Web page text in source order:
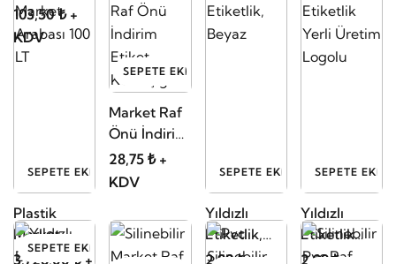
3 lü
103,50 ₺ +
KDV
SEPETE EKLE
Plastik
Market
Arabası 100
3.726,00 ₺ +
SEPETE EKLE
Market Raf
Önü İndirim
Etiket
Kulakçığı
28,75 ₺ +
KDV
SEPETE EKLE
Yıldızlı
Etiketlik,
Beyaz
2,99 ₺ +
SEPETE EKLE
Yıldızlı
Etiketlik
Yerli Üretim
2,99 ₺ +
SEPETE EKLE